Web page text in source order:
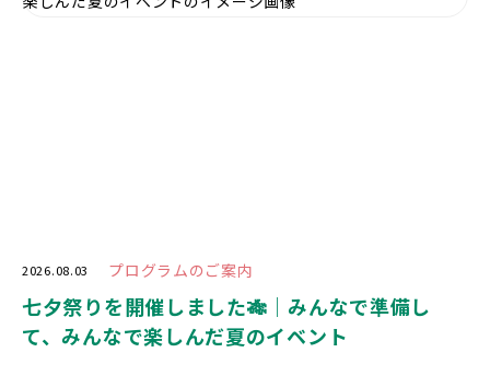
2026.08.03 プログラムのご案内
七夕祭りを開催しました🎋｜みんなで準備し
て、みんなで楽しんだ夏のイベント